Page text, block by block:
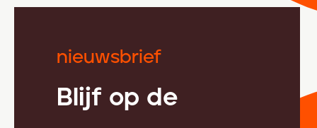
nieuwsbrief
Blijf op de